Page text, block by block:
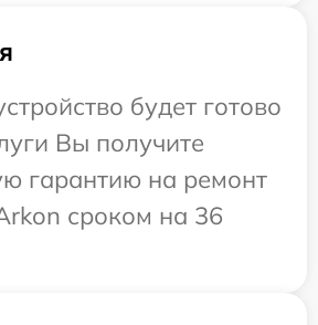
будет готово
Вы получите
гарантию на ремонт
сроком на 36